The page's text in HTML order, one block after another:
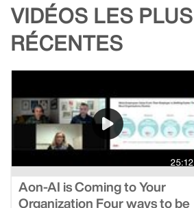
VIDÉOS LES PLUS
RÉCENTES
25:12
Aon-AI is Coming to Your
Organization Four ways to be